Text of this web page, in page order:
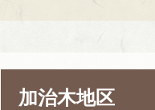
加治木地区